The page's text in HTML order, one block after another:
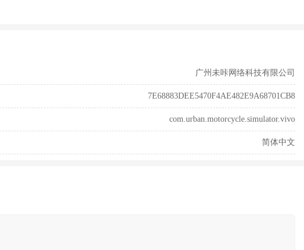
广州未咔网络科技有限公司
7E68883DEE5470F4AE482E9A68701CB8
com.urban.motorcycle.simulator.vivo
简体中文